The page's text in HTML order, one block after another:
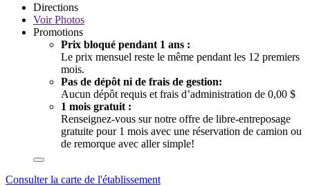
Directions
VoirPhotos
Promotions
Prix bloqué pendant 1 ans :
Le prix mensuel reste le même pendant les 12 premiers
mois.
Pas de dépôt ni de frais de gestion:
Aucun dépôt requis et frais d’administration de 0,00 $
1 mois gratuit :
Renseignez-vous sur notre offre de libre-entreposage
gratuite pour 1 mois avec une réservation de camion ou
de remorque avec aller simple!
Consulter la carte de l'établissement